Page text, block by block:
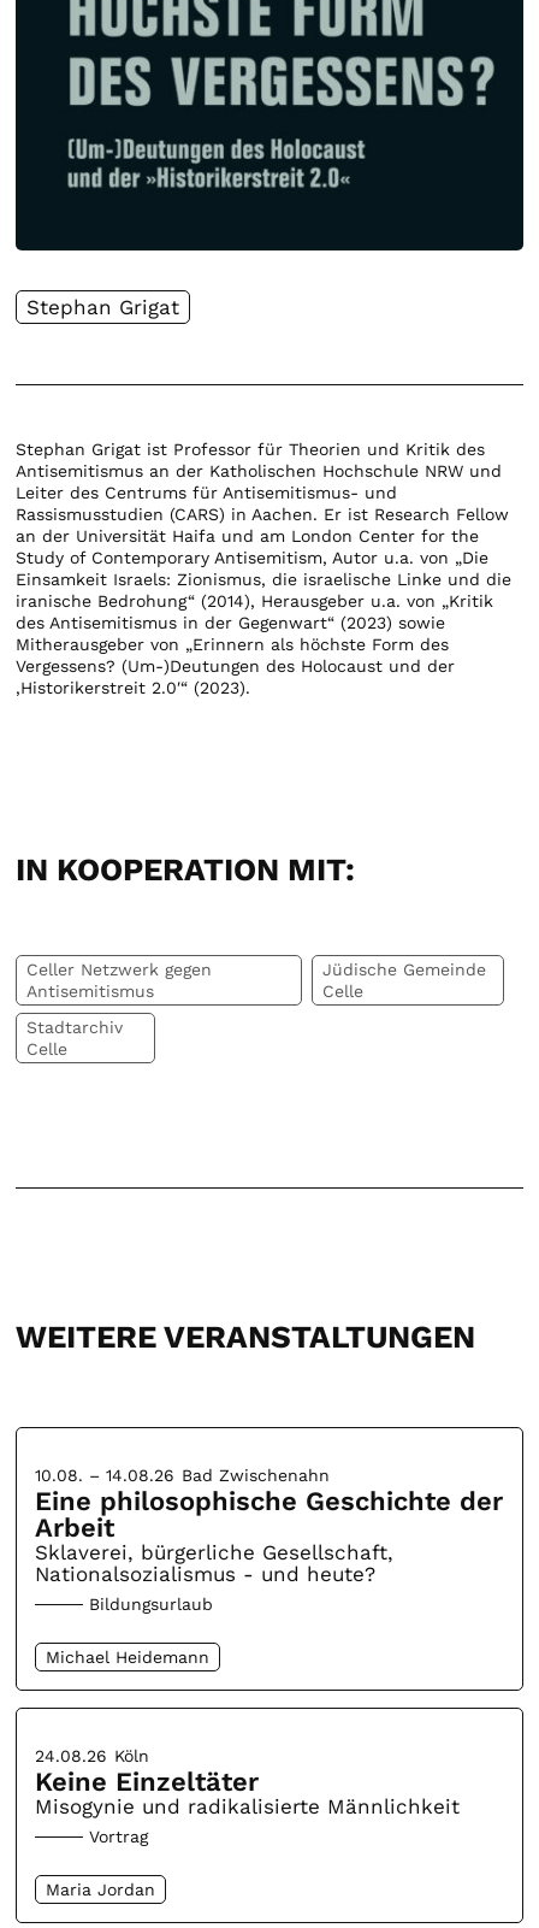
Stephan Grigat
Stephan Grigat ist Professor für Theorien und Kritik des
Antisemitismus an der Katholischen Hochschule NRW und
Leiter des Centrums für Antisemitismus- und
Rassismusstudien (CARS) in Aachen. Er ist Research Fellow
an der Universität Haifa und am London Center for the
Study of Contemporary Antisemitism, Autor u.a. von „Die
Einsamkeit Israels: Zionismus, die israelische Linke und die
iranische Bedrohung“ (2014), Herausgeber u.a. von „Kritik
des Antisemitismus in der Gegenwart“ (2023) sowie
Mitherausgeber von „Erinnern als höchste Form des
Vergessens? (Um-)Deutungen des Holocaust und der
‚Historikerstreit 2.0′“ (2023).
IN KOOPERATION MIT:
Celler Netzwerk gegen
Antisemitismus
Jüdische Gemeinde
Celle
Stadtarchiv
Celle
WEITERE VERANSTALTUNGEN
10.08. – 14.08.26 Bad Zwischenahn
Eine philosophische Geschichte der
Arbeit
Sklaverei, bürgerliche Gesellschaft,
Nationalsozialismus - und heute?
Bildungsurlaub
Michael Heidemann
24.08.26 Köln
Keine Einzeltäter
Misogynie und radikalisierte Männlichkeit
Vortrag
Maria Jordan